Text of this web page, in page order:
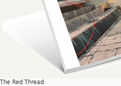
The Red Thread